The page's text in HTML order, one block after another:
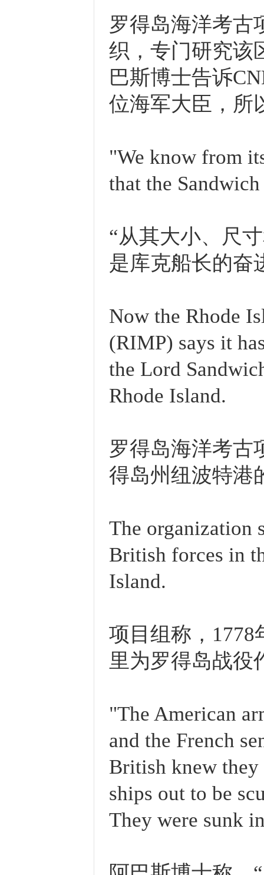
罗得岛海洋考古
织，专门研究该
巴斯博士告诉
位海军大臣，所
"We know from
that the
“从其大小、尺
是库克船长的奋
Now the Rhode
(RIMP) says it
the Lord
Rhode Island.
罗得岛海洋考古
得岛州纽波特港
The organization
British forces in
Island.
项目组称，
里为罗得岛战役
"The American
and the French
British knew they
ships out to be
They were sunk